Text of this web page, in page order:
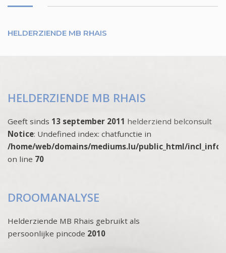
HELDERZIENDE MB RHAIS
HELDERZIENDE MB RHAIS
Geeft sinds 13 september 2011 helderziend belconsult
Notice: Undefined index: chatfunctie in
/home/web/domains/mediums.lu/public_html/
on line 70
DROOMANALYSE
Helderziende MB Rhais gebruikt als
persoonlijke pincode 2010